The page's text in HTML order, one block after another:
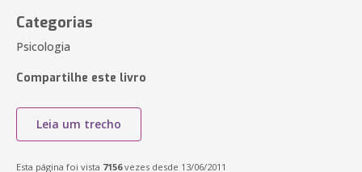
Categorias
Psicologia
Compartilhe este livro
Leia um trecho
Esta página foi vista 7156vezes desde 13/06/2011